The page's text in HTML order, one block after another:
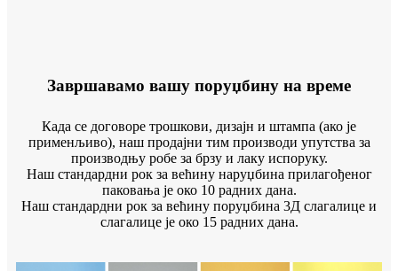
Завршавамо вашу поруџбину на време
Када се договоре трошкови, дизајн и штампа (ако је
применљиво), наш продајни тим производи упутства за
производњу робе за брзу и лаку испоруку.
Наш стандардни рок за већину наруџбина прилагођеног
паковања је око 10 радних дана.
Наш стандардни рок за већину поруџбина 3Д слагалице и
слагалице је око 15 радних дана.